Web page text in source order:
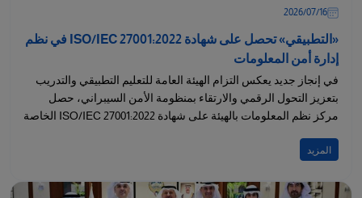
16‏/07‏/2026
«التطبيقي» تحصل على شهادة ISO/IEC 27001:2022 في نظم
إدارة أمن المعلومات
في إنجاز جديد يعكس التزام الهيئة العامة للتعليم التطبيقي والتدريب
بتعزيز التحول الرقمي والارتقاء بمنظومة الأمن السيبراني، حصل
مركز نظم المعلومات بالهيئة على شهادة ISO/IEC 27001:2022 الخاصة
المزيد